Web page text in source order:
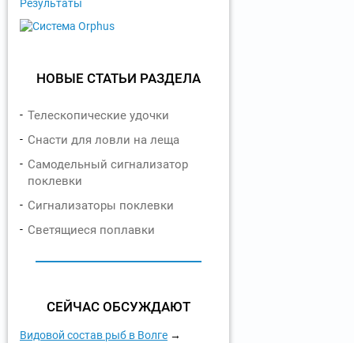
Результаты
НОВЫЕ СТАТЬИ РАЗДЕЛА
Телескопические удочки
Снасти для ловли на леща
Самодельный сигнализатор
поклевки
Сигнализаторы поклевки
Светящиеся поплавки
СЕЙЧАС ОБСУЖДАЮТ
Видовой состав рыб в Волге